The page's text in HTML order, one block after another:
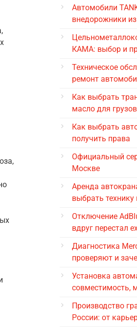
Автомобили
внедорожники
КАМА: выбор и
Техническое
ремонт
Как выбрать
масло для
Как выбрать
получить права
Официальный
Москве
Аренда
выбрать технику
Отключение
вдруг перестал
Диагностика
проверяют и
Установка
совместимость,
Производство
России: от